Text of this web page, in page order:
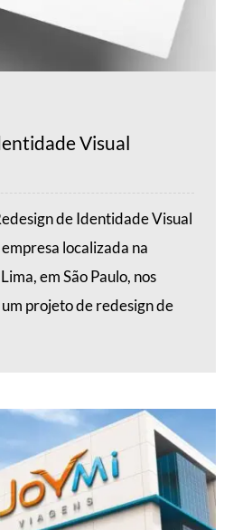
Visual
de Identidade Visual
localizada na
em São Paulo, nos
projeto de redesign de